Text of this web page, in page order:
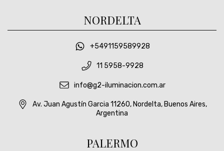
NORDELTA
+5491159589928
11 5958-9928
info@g2-iluminacion.com.ar
Av. Juan Agustín Garcia 11260, Nordelta, Buenos Aires,
Argentina
PALERMO